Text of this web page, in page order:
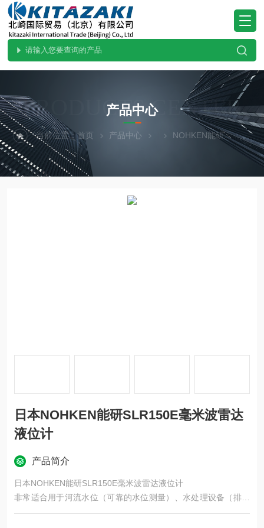
PRODUCTS CENTER
产品中心
当前位置：首页 产品中心 NOHKEN能研
日本NOHKEN能研SLR150E毫米波雷达
液位计
产品简介
日本NOHKEN能研SLR150E毫米波雷达液位计
非常适合用于河流水位（可靠的水位测量）、水处理设备（排水
坑、化学罐液位检测）、树脂制药产品（液位测量）和食品化学